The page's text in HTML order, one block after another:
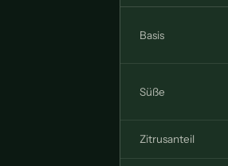
Basis
Süße
Zitrusanteil